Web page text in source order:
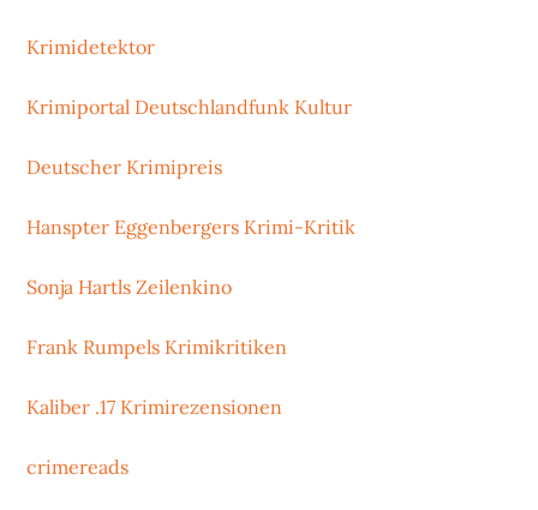
Krimidetektor
Krimiportal Deutschlandfunk Kultur
Deutscher Krimipreis
Hanspter Eggenbergers Krimi-Kritik
Sonja Hartls Zeilenkino
Frank Rumpels Krimikritiken
Kaliber .17 Krimirezensionen
crimereads